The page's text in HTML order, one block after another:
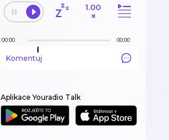
1.00
×
00:00 00:00
Komentuj
Aplikace Youradio Talk